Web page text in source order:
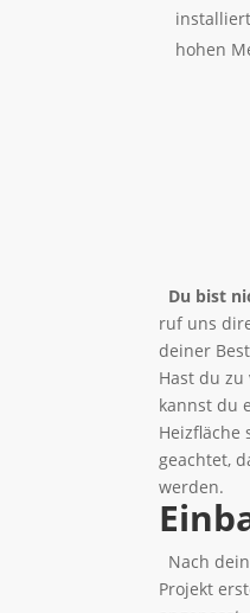
hohen
Du bist
ruf uns
deiner
Hast du
kannst du
Heizfläche
geachtet,
werden.
Nach
Projekt